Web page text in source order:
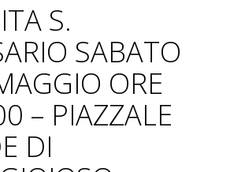
S.
SABATO
ORE
– PIAZZALE
DI